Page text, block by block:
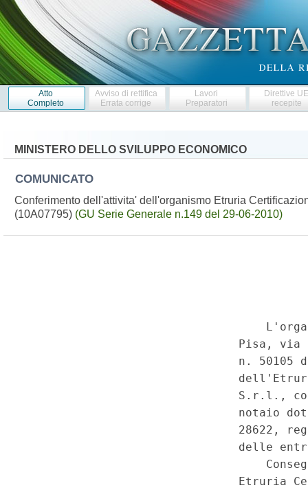
Atto
Completo
Avviso di rettifica
Errata corrige
Lavori
Preparatori
Direttive
recepite
MINISTERO DELLO SVILUPPO ECONOMICO
COMUNICATO
Conferimento dell'attivita' dell'organismo Etruria
(10A07795) (GU Serie Generale n.149 del 29-06-2010)